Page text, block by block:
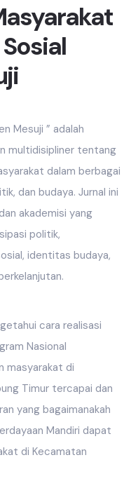
Mesuji ” adalah
multidisipliner tentang
dalam berbagai
dan budaya. Jurnal ini
akademisi yang
politik,
identitas budaya,
cara realisasi
Nasional
masyarakat di
Timur tercapai dan
yang bagaimanakah
Mandiri dapat
di Kecamatan